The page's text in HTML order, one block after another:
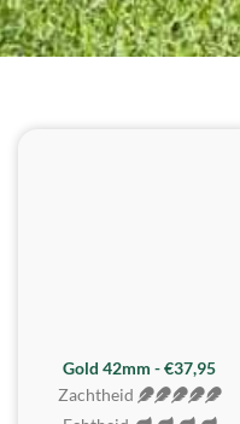
ZACHTSTE
Gold 42mm - €37,95
Zachtheid